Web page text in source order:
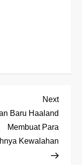
Next
Post
Next
Baru Haaland
Membuat Para
Kewalahan